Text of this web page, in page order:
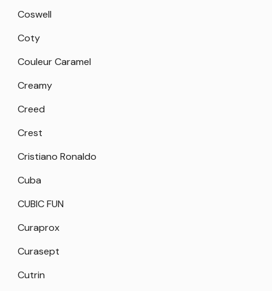
Coswell
Coty
Couleur Caramel
Creamy
Creed
Crest
Cristiano Ronaldo
Cuba
CUBIC FUN
Curaprox
Curasept
Cutrin